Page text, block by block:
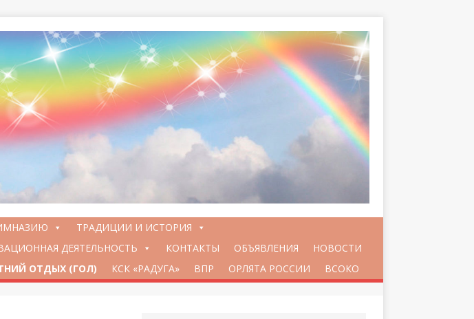
ТРАДИЦИИ И ИСТОРИЯ
ДЕЯТЕЛЬНОСТЬ КОНТАКТЫ ОБЪЯВЛЕНИЯ
НОВОСТИ
ОТДЫХ (ГОЛ) КСК «РАДУГА» ВПР ОРЛЯТА РОССИИ ВСОКО